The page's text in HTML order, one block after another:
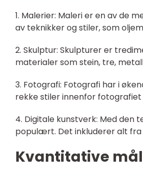
1. Malerier: Maleri er en av de
av teknikker og stiler, som
2. Skulptur: Skulpturer er
materialer som stein, tre,
3. Fotografi: Fotografi har i
rekke stiler innenfor
4. Digitale kunstverk: Med den
populært. Det inkluderer alt fra
Kvantitative